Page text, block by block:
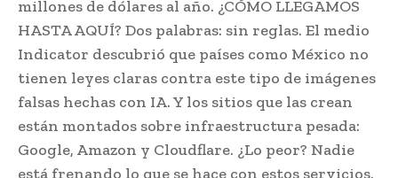
millones de dólares al año. ¿CÓMO LLEGAMOS
HASTA AQUÍ? Dos palabras: sin reglas. El medio
Indicator descubrió que países como México no
tienen leyes claras contra este tipo de imágenes
falsas hechas con IA. Y los sitios que las crean
están montados sobre infraestructura pesada:
Google, Amazon y Cloudflare. ¿Lo peor? Nadie
está frenando lo que se hace con estos servicios.